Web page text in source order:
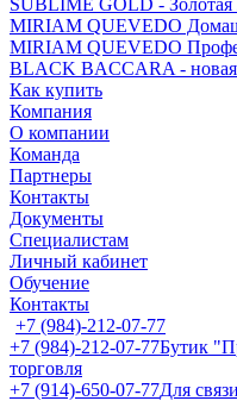
SUBLIME GOLD -
MIRIAM QUEVEDO
MIRIAM QUEVEDO
BLACK BACCARA -
Как купить
Компания
О компании
Команда
Партнеры
Контакты
Документы
Специалистам
Личный кабинет
Обучение
Контакты
+7 (984)-212-07-77
+7 (984)-212-07-77Бутик
торговля
+7 (914)-650-07-77Для